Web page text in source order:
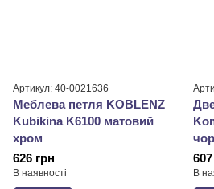
Артикул: 40-0021636
Меблева петля KOBLENZ
Kubikina K6100 матовий
хром
626 грн
В наявності В